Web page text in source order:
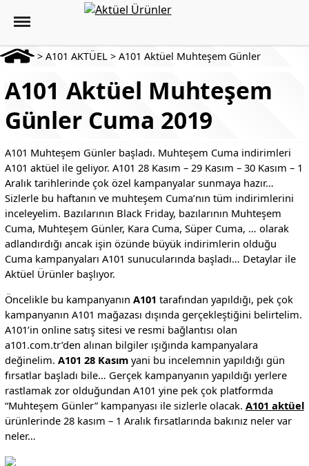
> A101 AKTÜEL > A101 Aktüel Muhteşem Günler
A101 Aktüel Muhteşem
Günler Cuma 2019
A101 Muhteşem Günler başladı. Muhteşem Cuma indirimleri
A101 aktüel ile geliyor. A101 28 Kasım – 29 Kasım – 30 Kasım – 1
Aralık tarihlerinde çok özel kampanyalar sunmaya hazır…
Sizlerle bu haftanın ve muhteşem Cuma’nın tüm indirimlerini
inceleyelim. Bazılarının Black Friday, bazılarının Muhteşem
Cuma, Muhteşem Günler, Kara Cuma, Süper Cuma, … olarak
adlandırdığı ancak işin özünde büyük indirimlerin olduğu
Cuma kampanyaları A101 sunucularında başladı… Detaylar ile
Aktüel Ürünler başlıyor.
Öncelikle bu kampanyanın A101 tarafından yapıldığı, pek çok
kampanyanın A101 mağazası dışında gerçekleştiğini belirtelim.
A101’in online satış sitesi ve resmi bağlantısı olan
a101.com.tr’den alınan bilgiler ışığında kampanyalara
değinelim. A101 28 Kasımyani bu incelemnin yapıldığı gün
fırsatlar başladı bile… Gerçek kampanyanın yapıldığı yerlere
rastlamak zor olduğundan A101 yine pek çok platformda
“Muhteşem Günler” kampanyası ile sizlerle olacak. A101 aktüel
ürünlerinde 28 kasım – 1 Aralık fırsatlarında bakınız neler var
neler…